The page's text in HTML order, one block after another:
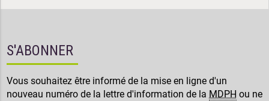
S'ABONNER
Vous souhaitez être informé de la mise en ligne d'un
nouveau numéro de la lettre d'information de la MDPH ou ne